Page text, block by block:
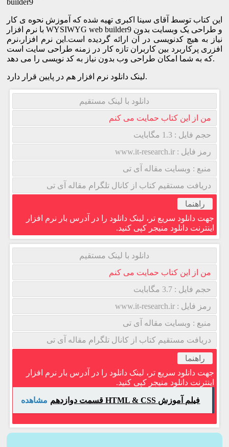
این کتاب توسط آقای سینا اکبری تهیه شده که آموزش نحوه ی کار
با نرم افزار WYSIWYG web builder9 و طراحی یک وبسایت بدون
نیاز به هیچ کدنویسی در آن ارائه گردیده است.این نرم افزار،نرم
افزری پرکاربرد بین کاربران تازه کار در زمنه طراحی سایت است
که به شما امکان طراحی وب بدون نیاز به کد نویسی را می دهد.
لینک دانلود نرم افزار هم در پایین قرار دارد.
دانلود با لینک مستقیم
من از این کتاب حمایت می کنم
حجم فایل : 1.3 مگابایت
رمز فایل : www.it-research.ir
منبع : وبسایت مقاله آی تی
دریافت مستقیم کتاب از کانال تلگرام مقاله آی تی
راهنما
جهت دانلود سریع تر، لینک دانلود را در آدرس بار نرم افزار
اینترنت دانلود منیجر کپی کنید.
دانلود با لینک مستقیم
من از این کتاب حمایت می کنم
حجم فایل : 3.7 مگابایت
رمز فایل : www.it-research.ir
منبع : وبسایت مقاله آی تی
دریافت مستقیم کتاب از کانال تلگرام مقاله آی تی
راهنما
جهت دانلود سریع تر، لینک دانلود را در آدرس بار نرم افزار
اینترنت دانلود منیجر کپی کنید.
مشاهده فیلم آموزش HTML & CSS قسمت دوازدهم